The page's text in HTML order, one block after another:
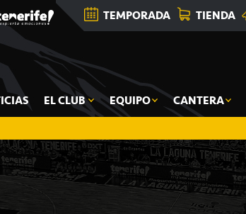
TEMPORADA TIENDA
EL CLUB EQUIPO CANTERA